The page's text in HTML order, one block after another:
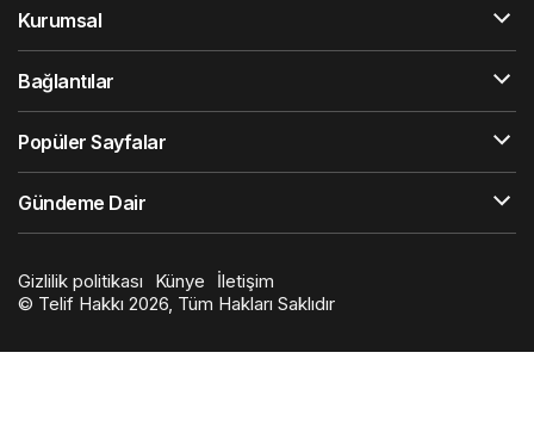
Kurumsal
Bağlantılar
Popüler Sayfalar
Gündeme Dair
Gizlilik politikası Künye
İletişim
© Telif Hakkı 2026, Tüm Hakları Saklıdır